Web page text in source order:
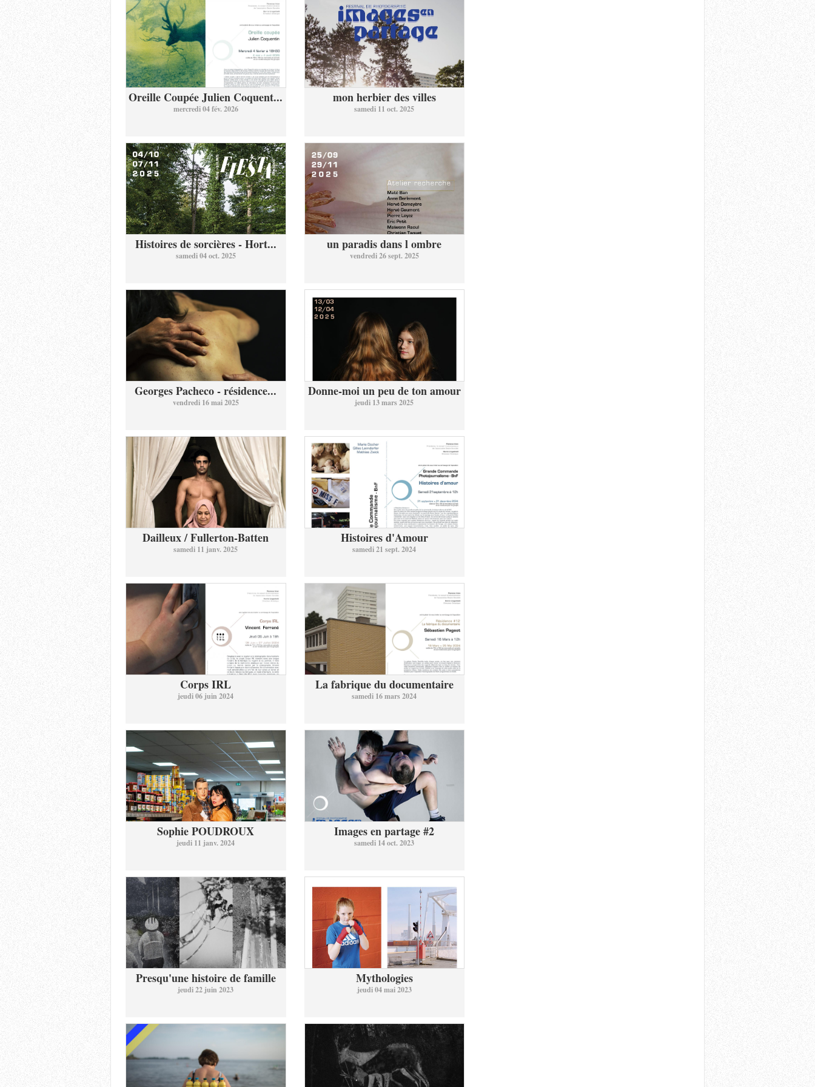
Oreille Coupée Julien Coquent...
mercredi 04 fév. 2026
mon herbier des villes
samedi 11 oct. 2025
Histoires de sorcières - Hort...
samedi 04 oct. 2025
un paradis dans l ombre
vendredi 26 sept. 2025
Georges Pacheco - résidence...
vendredi 16 mai 2025
Donne-moi un peu de ton amour
jeudi 13 mars 2025
Dailleux / Fullerton-Batten
samedi 11 janv. 2025
Histoires d'Amour
samedi 21 sept. 2024
Corps IRL
jeudi 06 juin 2024
La fabrique du documentaire
samedi 16 mars 2024
Sophie POUDROUX
jeudi 11 janv. 2024
Images en partage #2
samedi 14 oct. 2023
Presqu'une histoire de famille
jeudi 22 juin 2023
Mythologies
jeudi 04 mai 2023